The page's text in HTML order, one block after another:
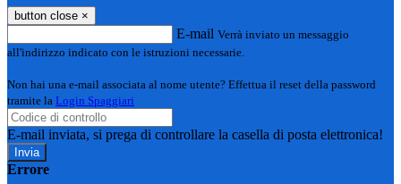
button close ×
E-mail Verrà inviato un messaggio
all'indirizzo indicato con le istruzioni necessarie.
Non hai una e-mail associata al nome utente? Effettua il reset della password
tramite la Login Spaggiari
E-mail inviata, si prega di controllare la casella di posta elettronica!
Errore